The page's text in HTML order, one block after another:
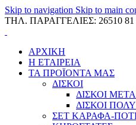
Skip to navigation Skip to main
ΤΗΛ. ΠΑΡΑΓΓΕΛΙΕΣ: 26510
ΑΡΧΙΚΗ
Η ΕΤΑΙΡΕΙΑ
ΤΑ ΠΡΟΪΟΝΤΑ ΜΑΣ
ΔΙΣΚΟΙ
ΔΙΣΚΟΙ
ΔΙΣΚΟΙ
ΣΕΤ ΚΑΡΑΦΑ-